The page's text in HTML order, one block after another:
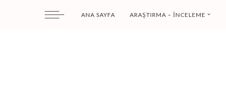
ANA SAYFA ARAŞTIRMA – İNCELEME